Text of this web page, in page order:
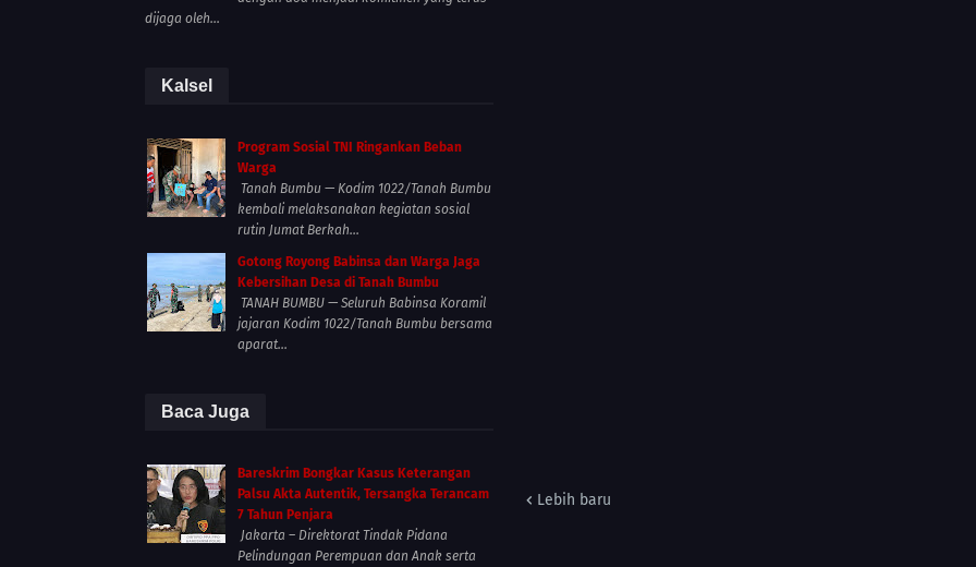
Lebih baru
dijaga oleh...
Kalsel
Program Sosial TNI Ringankan Beban
Warga
Tanah Bumbu — Kodim 1022/Tanah Bumbu
kembali melaksanakan kegiatan sosial
rutin Jumat Berkah...
Gotong Royong Babinsa dan Warga Jaga
Kebersihan Desa di Tanah Bumbu
TANAH BUMBU — Seluruh Babinsa Koramil
jajaran Kodim 1022/Tanah Bumbu bersama
aparat...
Baca Juga
Bareskrim Bongkar Kasus Keterangan
Palsu Akta Autentik, Tersangka Terancam
7 Tahun Penjara
Jakarta – Direktorat Tindak Pidana
Pelindungan Perempuan dan Anak serta